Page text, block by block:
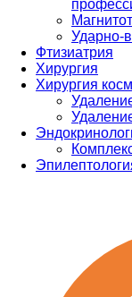
Ударно-
Фтизиатрия
Хирургия
Хирургия